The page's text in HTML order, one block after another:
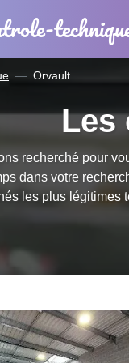
Orvault
Les
recherché pour
dans votre
les plus légitimes